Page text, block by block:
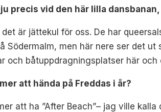
precis vid den här lilla
är jättekul för oss. De har
Södermalm, men här nere ser det
och båtuppdragningsplatser här
att hända på Freddas i år?
att ha ”After Beach”– jag ville